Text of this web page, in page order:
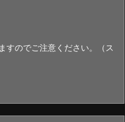
すのでご注意ください。（ス